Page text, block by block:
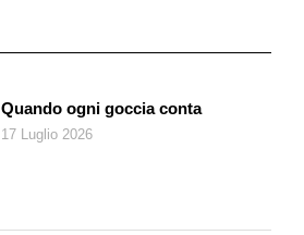
Quando ogni goccia conta
17 Luglio 2026